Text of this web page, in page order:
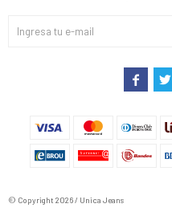
 
© Copyright 2026 / Unica Jeans